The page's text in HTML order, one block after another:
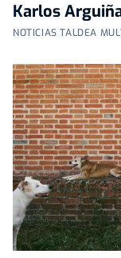
Karlos
NOTICIAS TALDEA